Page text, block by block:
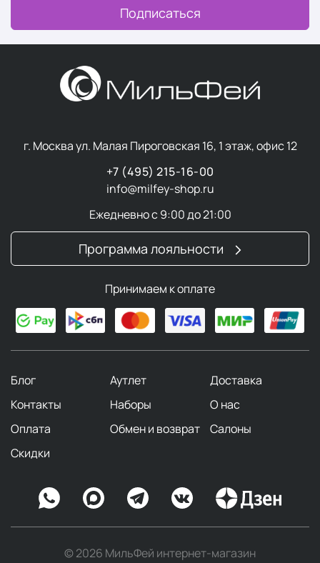
Подписаться
г. Москва ул. Малая Пироговская 16, 1 этаж, офис 12
+7 (495) 215-16-00
info@milfey-shop.ru
Ежедневно с 9:00 до 21:00
Программа лояльности
Принимаем к оплате
Блог Аутлет
Доставка
Контакты
Наборы
О нас
Оплата
Обмен и возврат
Салоны
Скидки
© 2026 МильФей интернет-магазин